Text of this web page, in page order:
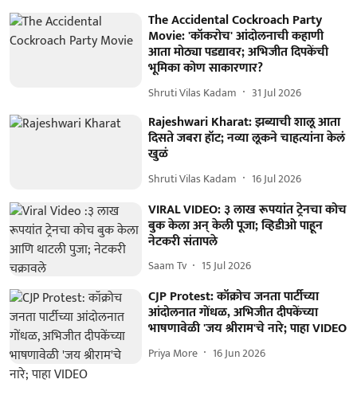
The Accidental Cockroach Party
Movie: 'कॉकरोच' आंदोलनाची कहाणी
आता मोठ्या पडद्यावर; अभिजीत दिपकेंची
भूमिका कोण साकारणार?
Shruti Vilas Kadam 31 Jul 2026
Rajeshwari Kharat: झब्याची शालू आता
दिसते जबरा हॉट; नव्या लूकने चाहत्यांना केलं
खुळं
Shruti Vilas Kadam 16 Jul 2026
VIRAL VIDEO: ३ लाख रूपयांत ट्रेनचा कोच
बुक केला अन् केली पूजा; व्हिडीओ पाहून
नेटकरी संतापले
Saam Tv 15 Jul 2026
CJP Protest: कॉक्रोच जनता पार्टीच्या
आंदोलनात गोंधळ, अभिजीत दीपकेंच्या
भाषणावेळी 'जय श्रीराम'चे नारे; पाहा VIDEO
Priya More 16 Jun 2026